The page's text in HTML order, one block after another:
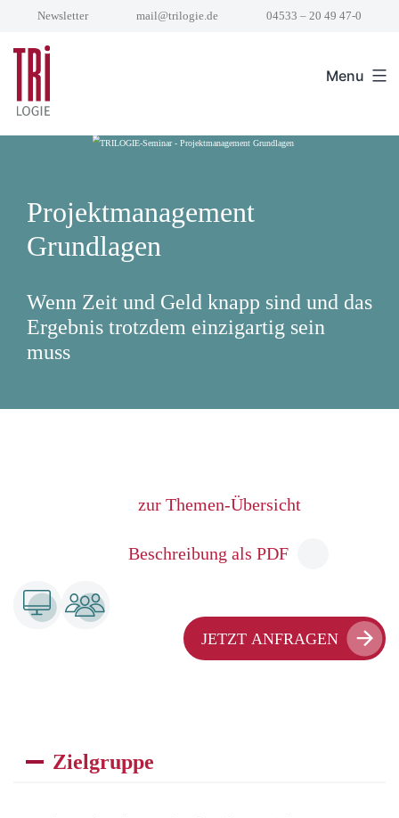
content
Newsletter mail@trilogie.de 04533 – 20 49 47-0
Menu
Projektmanagement
Grundlagen
Wenn Zeit und Geld knapp sind und das
Ergebnis trotzdem einzigartig sein
muss
zur Themen-Übersicht
Beschreibung als PDF
JETZT ANFRAGEN
Zielgruppe